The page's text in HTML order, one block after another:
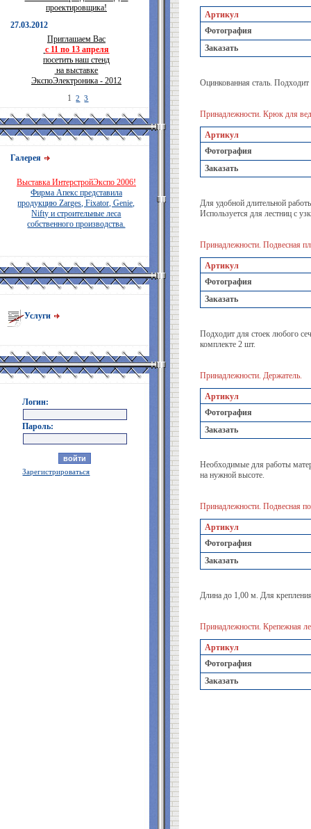
проектировщика!
27.03.2012
Приглашаем Вас
с 11 по 13 апреля
посетить наш стенд
на выставке
ЭкспоЭлектроника - 2012
1
2 3
Галерея
Выставка ИнтерстройЭкспо 2006!
Фирма Апекс представила
продукцию Zarges, Fixator, Genie,
Nifty и строительные леса
собственного производства.
Услуги
Логин:
Пароль:
Зарегистрироваться
Артикул
Фотография
Заказать
Оцинкованная сталь.
Принадлежности. Крюк для
Артикул
Фотография
Заказать
Для удобной длительной
Используется для лестниц с
Принадлежности. Подвесная
Артикул
Фотография
Заказать
Подходит для стоек любого
комплекте 2 шт.
Принадлежности. Держатель.
Артикул
Фотография
Заказать
Необходимые для работы
на нужной высоте.
Принадлежности. Подвесная
Артикул
Фотография
Заказать
Длина до 1,00 м. Для
Принадлежности. Крепежная
Артикул
Фотография
Заказать